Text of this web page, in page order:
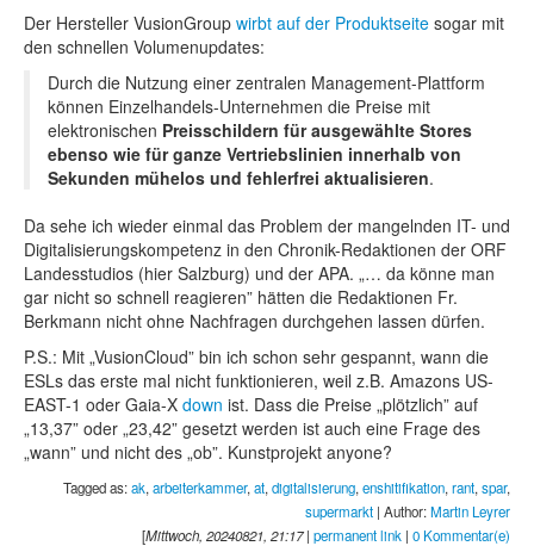
Der Hersteller VusionGroup wirbt auf der Produktseite sogar mit
den schnellen Volumenupdates:
Durch die Nutzung einer zentralen Management-Plattform
können Einzelhandels-Unternehmen die Preise mit
elektronischen Preisschildern für ausgewählte Stores
ebenso wie für ganze Vertriebslinien innerhalb von
Sekunden mühelos und fehlerfrei aktualisieren.
Da sehe ich wieder einmal das Problem der mangelnden IT- und
Digitalisierungskompetenz in den Chronik-Redaktionen der ORF
Landesstudios (hier Salzburg) und der APA. „… da könne man
gar nicht so schnell reagieren” hätten die Redaktionen Fr.
Berkmann nicht ohne Nachfragen durchgehen lassen dürfen.
P.S.: Mit „VusionCloud” bin ich schon sehr gespannt, wann die
ESLs das erste mal nicht funktionieren, weil z.B. Amazons US-
EAST-1 oder Gaia-X down ist. Dass die Preise „plötzlich” auf
„13,37” oder „23,42” gesetzt werden ist auch eine Frage des
„wann” und nicht des „ob”. Kunstprojekt anyone?
Tagged as:ak, arbeiterkammer, at, digitalisierung, enshitifikation, rant, spar,
supermarkt | Author:Martin Leyrer
[Mittwoch, 20240821, 21:17| permanent link | 0 Kommentar(e)